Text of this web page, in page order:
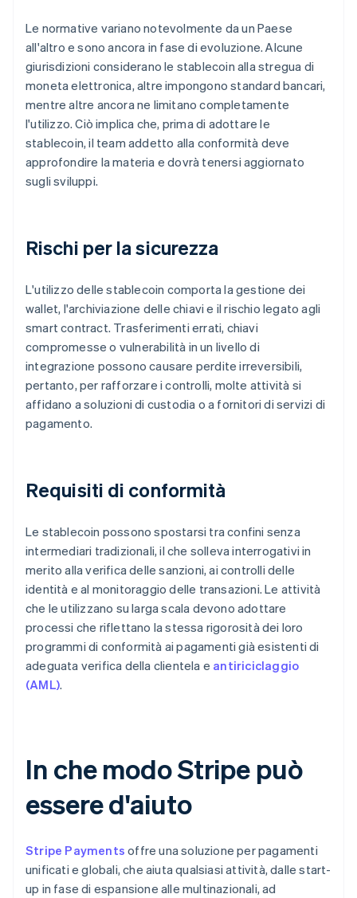
Le normative variano notevolmente da un Paese
all'altro e sono ancora in fase di evoluzione. Alcune
giurisdizioni considerano le stablecoin alla stregua di
moneta elettronica, altre impongono standard bancari,
mentre altre ancora ne limitano completamente
l'utilizzo. Ciò implica che, prima di adottare le
stablecoin, il team addetto alla conformità deve
approfondire la materia e dovrà tenersi aggiornato
sugli sviluppi.
Rischi per la sicurezza
L'utilizzo delle stablecoin comporta la gestione dei
wallet, l'archiviazione delle chiavi e il rischio legato agli
smart contract. Trasferimenti errati, chiavi
compromesse o vulnerabilità in un livello di
integrazione possono causare perdite irreversibili,
pertanto, per rafforzare i controlli, molte attività si
affidano a soluzioni di custodia o a fornitori di servizi di
pagamento.
Requisiti di conformità
Le stablecoin possono spostarsi tra confini senza
intermediari tradizionali, il che solleva interrogativi in
merito alla verifica delle sanzioni, ai controlli delle
identità e al monitoraggio delle transazioni. Le attività
che le utilizzano su larga scala devono adottare
processi che riflettano la stessa rigorosità dei loro
programmi di conformità ai pagamenti già esistenti di
adeguata verifica della clientela e antiriciclaggio
(AML).
In che modo Stripe può
essere d'aiuto
Stripe Payments offre una soluzione per pagamenti
unificati e globali, che aiuta qualsiasi attività, dalle start-
up in fase di espansione alle multinazionali, ad